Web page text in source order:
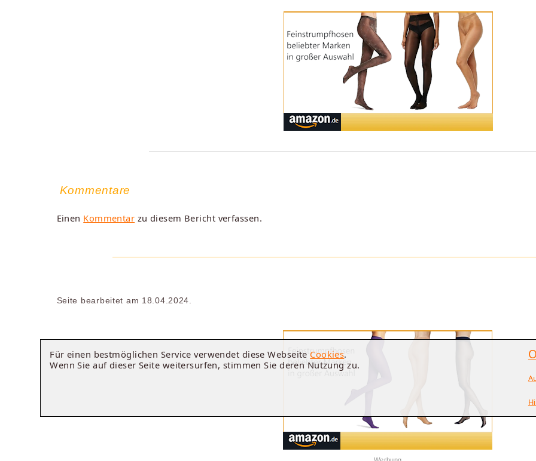
Kommentare
Einen Kommentar zu diesem Bericht verfassen.
Seite bearbeitet am 18.04.2024.
Für einen bestmöglichen Service verwendet diese Webseite Cookies.
Wenn Sie auf dieser Seite weitersurfen, stimmen Sie deren Nutzung zu.